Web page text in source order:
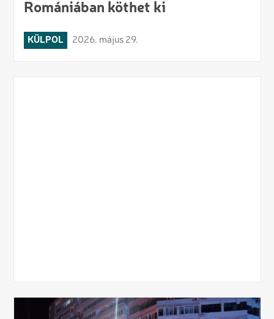
Romániában köthet ki
KÜLPOL 2026. május 29.